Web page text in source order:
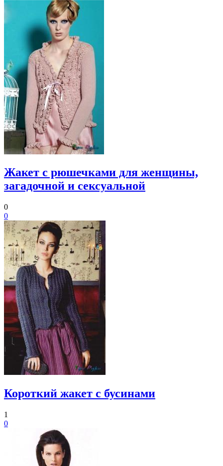
Жакет с рюшечками для женщины,
загадочной и сексуальной
0
0
Короткий жакет с бусинами
1
0